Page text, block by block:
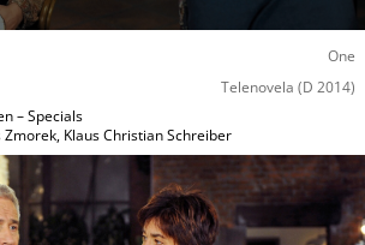
One
Telenovela (D 2014)
– Specials
Zmorek, Klaus Christian Schreiber